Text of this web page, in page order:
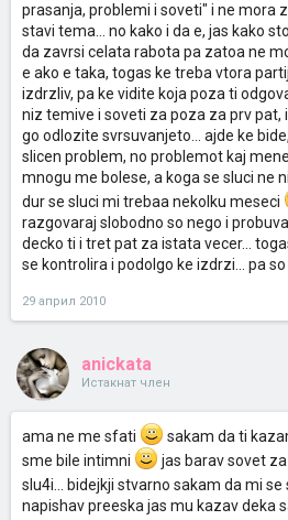
prasanja, problemi i soveti" i ne mora
stavi tema... no kako i da e, jas kako
da zavrsi celata rabota pa zatoa ne
e ako e taka, togas ke treba vtora
izdrzliv, pa ke vidite koja poza ti
niz temive i soveti za poza za prv pat,
go odlozite svrsuvanjeto... ajde ke
slicen problem, no problemot kaj
mnogu me bolese, a koga se sluci ne
dur se sluci mi trebaa nekolku meseci
razgovaraj slobodno so nego i
decko ti i tret pat za istata vecer...
se kontrolira i podolgo ke izdrzi... pa so
29 април 2010
anickata
Истакнат член
ama ne me sfati
sakam da ti
sme bile intimni
jas barav sovet
slu4i... bidejkji stvarno sakam da mi se
napishav preeska jas mu kazav deka